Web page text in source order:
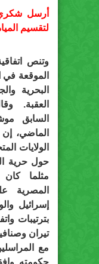
أرسل شكري
لتقسيم
وتنص
البحرية
العقبة.
السابق
الماضي،
الولايات
حول حرية
مثلما
المصرية
إسرائيل
بترتيبات
تيران
مع
حكومته